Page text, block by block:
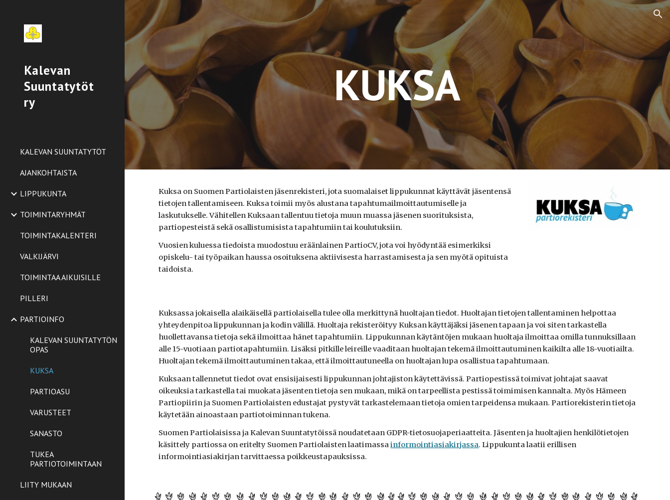
Skip to main content Skip to navigation
Kalevan
Suuntatytöt
ry
KALEVAN SUUNTATYTÖT
AJANKOHTAISTA
LIPPUKUNTA
TOIMINTARYHMÄT
TOIMINTAKALENTERI
VALKIJÄRVI
TOIMINTAA AIKUISILLE
PILLERI
PARTIOINFO
KALEVAN SUUNTATYTÖN
OPAS
KUKSA
PARTIOASU
VARUSTEET
SANASTO
TUKEA
PARTIOTOIMINTAAN
LIITY MUKAAN
KUKSA
Kuksa on Suomen Partiolaisten jäsenrekisteri, jota suomalaiset lippukunnat käyttävät jäsentensä
tietojen tallentamiseen. Kuksa toimii myös alustana tapahtumailmoittautumiselle ja
laskutukselle. Vähitellen Kuksaan tallentuu tietoja muun muassa jäsenen suorituksista,
partiopesteistä sekä osallistumisista tapahtumiin tai koulutuksiin.
Vuosien kuluessa tiedoista muodostuu eräänlainen PartioCV, jota voi hyödyntää esimerkiksi
opiskelu- tai työpaikan haussa osoituksena aktiivisesta harrastamisesta ja sen myötä opituista
taidoista.
Kuksassa jokaisella alaikäisellä partiolaisella tulee olla merkittynä huoltajan tiedot. Huoltajan tietojen tallentaminen helpottaa
yhteydenpitoa lippukunnan ja kodin välillä. Huoltaja rekisteröityy Kuksan käyttäjäksi jäsenen tapaan ja voi siten tarkastella
huollettavansa tietoja sekä ilmoittaa hänet tapahtumiin. Lippukunnan käytäntöjen mukaan huoltaja ilmoittaa omilla tunnuksillaan
alle 15-vuotiaan partiotapahtumiin. Lisäksi pitkille leireille vaaditaan huoltajan tekemä ilmoittautuminen kaikilta alle 18-vuotiailta.
Huoltajan tekemä ilmoittautuminen takaa, että ilmoittautuneella on huoltajan lupa osallistua tapahtumaan.
Kuksaan tallennetut tiedot ovat ensisijaisesti lippukunnan johtajiston käytettävissä. Partiopestissä toimivat johtajat saavat
oikeuksia tarkastella tai muokata jäsenten tietoja sen mukaan, mikä on tarpeellista pestissä toimimisen kannalta. Myös Hämeen
Partiopiirin ja Suomen Partiolaisten edustajat pystyvät tarkastelemaan tietoja omien tarpeidensa mukaan. Partiorekisterin tietoja
käytetään ainoastaan partiotoiminnan tukena.
Suomen Partiolaisissa ja Kalevan Suuntatytöissä noudatetaan GDPR-tietosuojaperiaatteita. Jäsenten ja huoltajien henkilötietojen
käsittely partiossa on eritelty Suomen Partiolaisten laatimassainformointiasiakirjassa. Lippukunta laatii erillisen
informointiasiakirjan tarvittaessa poikkeustapauksissa.